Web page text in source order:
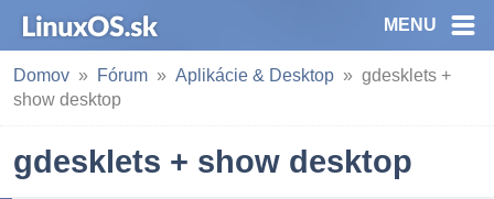
MENU
Domov Fórum Aplikácie & Desktop
gdesklets +
show desktop
gdesklets + show desktop